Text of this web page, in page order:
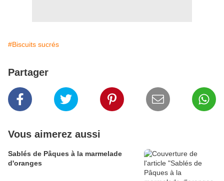
#Biscuits sucrés
Partager
Vous aimerez aussi
Sablés de Pâques à la marmelade
d'oranges